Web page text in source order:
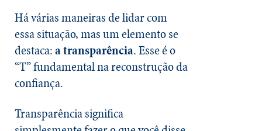
Há várias maneiras de lidar com
essa situação, mas um elemento se
destaca:atransparência. Esse é o
“T” fundamental na reconstrução da
confiança.
Transparência significa